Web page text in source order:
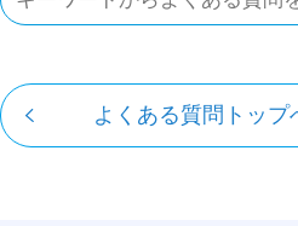
よくある質問トップ